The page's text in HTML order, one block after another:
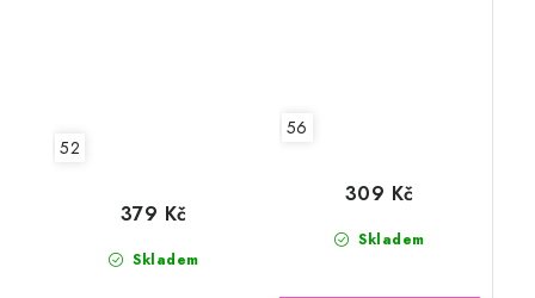
52
Skladem
379 Kč
56
Skladem
309 Kč